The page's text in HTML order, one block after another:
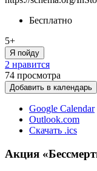
Бесплатно
5+
Я пойду
2 нравится
74 просмотра
Добавить в календарь
Google Calendar
Outlook.com
Скачать .ics
Акция